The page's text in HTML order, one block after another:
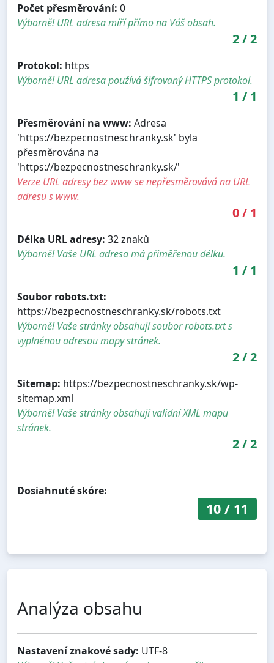
Počet přesměrování: 0
Výborně! URL adresa míří přímo na Váš obsah.
2/2
Protokol: https
Výborně! URL adresa používá šifrovaný HTTPS protokol.
1 / 1
Přesměrování na www: Adresa
'https://bezpecnostneschranky.sk' byla
přesměrována na
'https://bezpecnostneschranky.sk/'
Verze URL adresy bez www se nepřesměrovává na URL
adresu s www.
0/ 1
Délka URL adresy: 32 znaků
Výborně! Vaše URL adresa má přiměřenou délku.
1 / 1
Soubor robots.txt:
https://bezpecnostneschranky.sk/robots.txt
Výborně! Vaše stránky obsahují soubor robots.txt s
vyplnénou adresou mapy stránek.
2/2
Sitemap: https://bezpecnostneschranky.sk/wp-
sitemap.xml
Výborně! Vaše stránky obsahují validní XML mapu
stránek.
2/2
Dosiahnuté skóre:
10/ 11
Analýza obsahu
Nastavení znakové sady: UTF-8